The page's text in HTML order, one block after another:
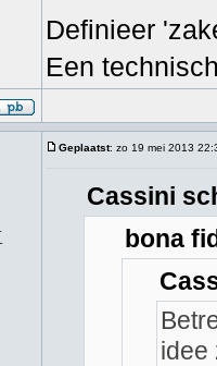
Definieer
Een
Geplaatst: zo 19 mei 2013
Cassini
bona
idee